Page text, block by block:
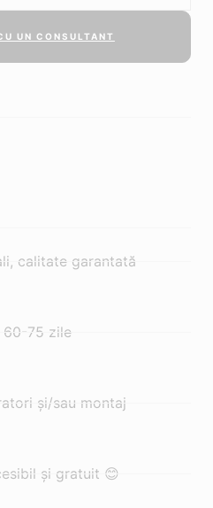
UN CONSULTANT
calitate garantată
60-75 zile
și/sau montaj
și gratuit 😊